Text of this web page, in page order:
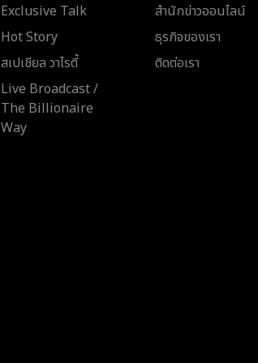
Exclusive Talk
Hot Story
สเปเชียล วาไรตี้
Live Broadcast /
The Billionaire
Way
สำนักข่าวออนไลน์
ธุรกิจของเรา
ติดต่อเรา